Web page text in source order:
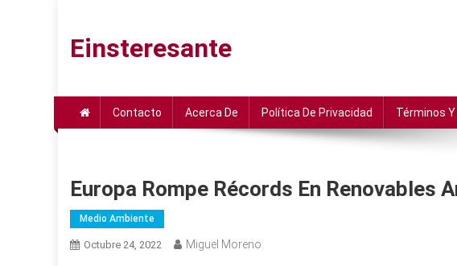
contenido
Einsteresante
Contacto Acerca De Política De Privacidad Términos
Europa Rompe Récords En Renovables
Medio Ambiente
Octubre 24, 2022 Miguel Moreno